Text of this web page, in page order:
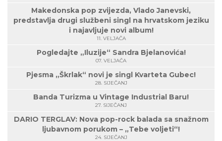
Makedonska pop zvijezda, Vlado Janevski,
predstavlja drugi službeni singl na hrvatskom jeziku
i najavljuje novi album!
11. VELJAČA
Pogledajte „Iluzije“ Sandra Bjelanovića!
07. VELJAČA
Pjesma „Škrlak“ novi je singl Kvarteta Gubec!
28. SIJEČANJ
Banda Turizma u Vintage Industrial Baru!
27. SIJEČANJ
DARIO TERGLAV: Nova pop-rock balada sa snažnom
ljubavnom porukom – „Tebe voljeti“!
24. SIJEČANJ